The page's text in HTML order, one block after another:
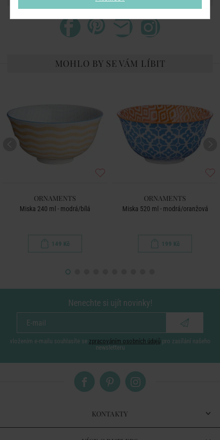
MOHLO BY SE VÁM LÍBIT
ORNAMENTS
Miska 240 ml - modrá/bílá
149 Kč
ORNAMENTS
Miska 520 ml - modrá/oranžová
199 Kč
Nenechte si ujít novinky!
vložením e-mailu souhlasíte se zpracováním osobních údajů pro zasílání našeho
newsletteru
KONTAKTY